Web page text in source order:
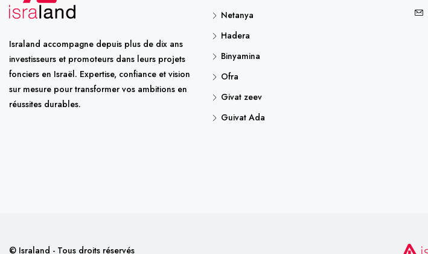
Israland accompagne depuis plus de dix ans
investisseurs et promoteurs dans leurs projets
fonciers en Israël. Expertise, confiance et vision
sur mesure pour transformer vos ambitions en
réussites durables.
Netanya
Hadera
Binyamina
Ofra
Givat zeev
Guivat Ada
© Israland - Tous droits réservés